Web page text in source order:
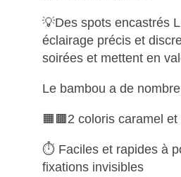
💡Des spots encastrés
éclairage précis et
soirées et mettent en
Le bambou a de
🟧🟫2 coloris caramel
⏱ Faciles et rapides à
fixations invisibles